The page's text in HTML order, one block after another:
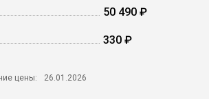
50 490 ₽
330 ₽
цены: 26.01.2026